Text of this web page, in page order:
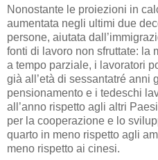
Nonostante le proiezioni in
aumentata negli ultimi due
persone, aiutata
fonti di lavoro non sfruttate: la
a tempo parziale, i lavoratori
già all’età di sessantatré anni
pensionamento e i tedeschi
all’anno rispetto agli altri
per la cooperazione e lo
quarto in meno rispetto agli
meno rispetto ai cinesi.